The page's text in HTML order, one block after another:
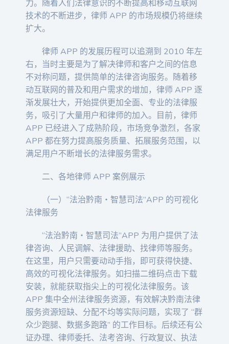
力。随着人们法律意识的不断提高和移动互联网
技术的不断进步，律师 APP 的市场规模仍将继续
扩大。
律师 APP 的发展历程可以追溯到 2010 年左
右，当时主要是为了解决律师和客户之间的信息
不对称问题，提供简单的法律咨询服务。随着移
动互联网的普及和用户需求的增加，律师 APP 逐
渐发展壮大，开始提供更加全面、专业的法律服
务，吸引了大量用户和律师的加入。目前，律师
APP 已经进入了成熟阶段，市场竞争激烈，各家
APP 都在努力提高服务质量、拓展服务范围，以
满足用户不断增长的法律服务需求。
二、各地律师 APP 案例展示
（一）“法治黔南・智慧司法”APP 的可视化
法律服务
“法治黔南・智慧司法”APP 为用户提供了法
律咨询、人民调解、法律援助、找律师等服务。
在这里，用户只需要动动手指，即可获得快捷、
高效的可视化法律服务。如扫描二维码点击下载
安装，就能获取指尖上的可视化法律服务。该
APP 集中全州法律服务资源，有效解决黔南法律
服务资源短缺、分配不均等实际问题，实现了 “群
众少跑腿、数据多跑路” 的工作目标。后续还有公
证办理、律师委托、法考咨询、行政复议、执法